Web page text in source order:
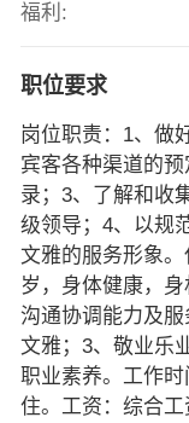
福利:
职位要求
岗位职责：1、做
宾客各种渠道的
录；3、了解和收
级领导；4、以规
文雅的服务形象
岁，身体健康，
沟通协调能力及
文雅；3、敬业乐
职业素养。工作
住。工资：综合